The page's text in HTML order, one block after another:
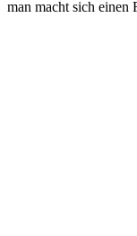
man macht sich einen